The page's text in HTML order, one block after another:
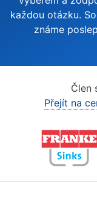
každou otázku.
známe
Člen
Přejít na